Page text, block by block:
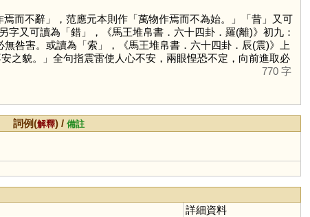
而不辭」，范應元本則作「萬物作焉而不為始。」「昔」又可
字又可讀為「錯」，《馬王堆帛書．六十四卦．羅(離)》初九：
無咎害。或讀為「索」，《馬王堆帛書．六十四卦．辰(震)》上
之貌。」全句指震雷使人心不安，兩眼惶恐不定，向前進取必
770 字
詞例(解釋) /備註
詳細資料